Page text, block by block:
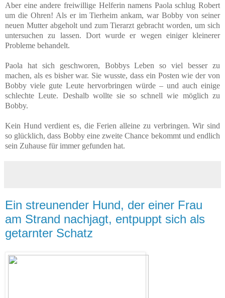
Aber eine andere freiwillige Helferin namens Paola schlug Robert
um die Ohren! Als er im Tierheim ankam, war Bobby von seiner
neuen Mutter abgeholt und zum Tierarzt gebracht worden, um sich
untersuchen zu lassen. Dort wurde er wegen einiger kleinerer
Probleme behandelt.
Paola hat sich geschworen, Bobbys Leben so viel besser zu
machen, als es bisher war. Sie wusste, dass ein Posten wie der von
Bobby viele gute Leute hervorbringen würde – und auch einige
schlechte Leute. Deshalb wollte sie so schnell wie möglich zu
Bobby.
Kein Hund verdient es, die Ferien alleine zu verbringen. Wir sind
so glücklich, dass Bobby eine zweite Chance bekommt und endlich
sein Zuhause für immer gefunden hat.
Ein streunender Hund, der einer Frau
am Strand nachjagt, entpuppt sich als
getarnter Schatz